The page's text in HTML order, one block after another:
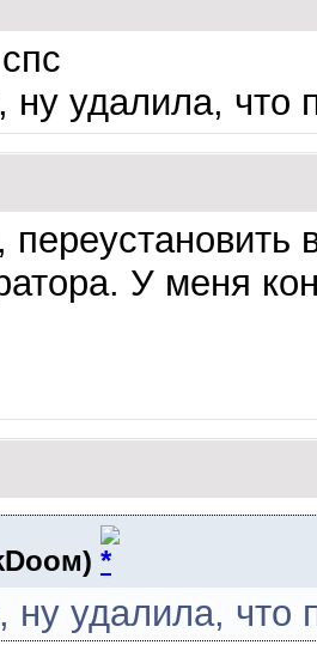
ну удалила, что
, переустановить
У меня
ну удалила, что